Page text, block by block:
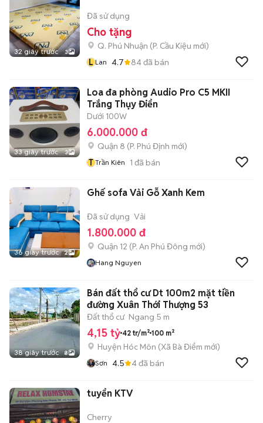
32 giây trước 3
Đã sử dụng
Cho tặng
Q. Phú Nhuận (P. Cầu Kiệu mới)
L Lan 4.7 84đã bán
33 giây trước 3
Loa đa phòng Audio Pro C5 MKII
Trắng Thụy Điển
Dưới 100W
6.000.000 đ
Quận 8 (P. Phú Định mới)
T Trần Kiên 1 đã bán
36 giây trước 2
Ghế sofa Vải Gỗ Xanh Kem
Đã sử dụng Vải
1.800.000 đ
Quận 12 (P. An Phú Đông mới)
Hang Nguyen
38 giây trước 8
Bán đất thổ cư Dt 100m2 mặt tiền
đường Xuân Thới Thượng 53
Đất thổ cư Ngang 5 m
4,15 tỷ 42 tr/m² 100 m²
Huyện Hóc Môn (Xã Bà Điểm mới)
Sơn 4.5 4đã bán
tuyển KTV
Cherry